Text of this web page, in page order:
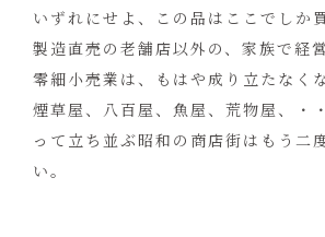
いずれにせよ、この品はここでしか
製造直売の老舗店以外の、家族で経
零細小売業は、もはや成り立たなく
煙草屋、八百屋、魚屋、荒物屋、・
って立ち並ぶ昭和の商店街はもう二
い。